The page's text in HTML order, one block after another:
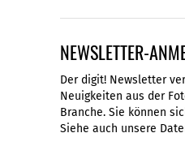
NEWSLETTER-
Der digit! Newsletter
Neuigkeiten aus der
Branche. Sie können
Siehe auch unsere